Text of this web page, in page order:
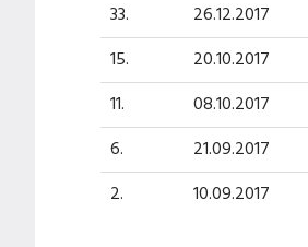
33.
26.12.2017
15.
20.10.2017
11.
08.10.2017
6.
21.09.2017
2.
10.09.2017